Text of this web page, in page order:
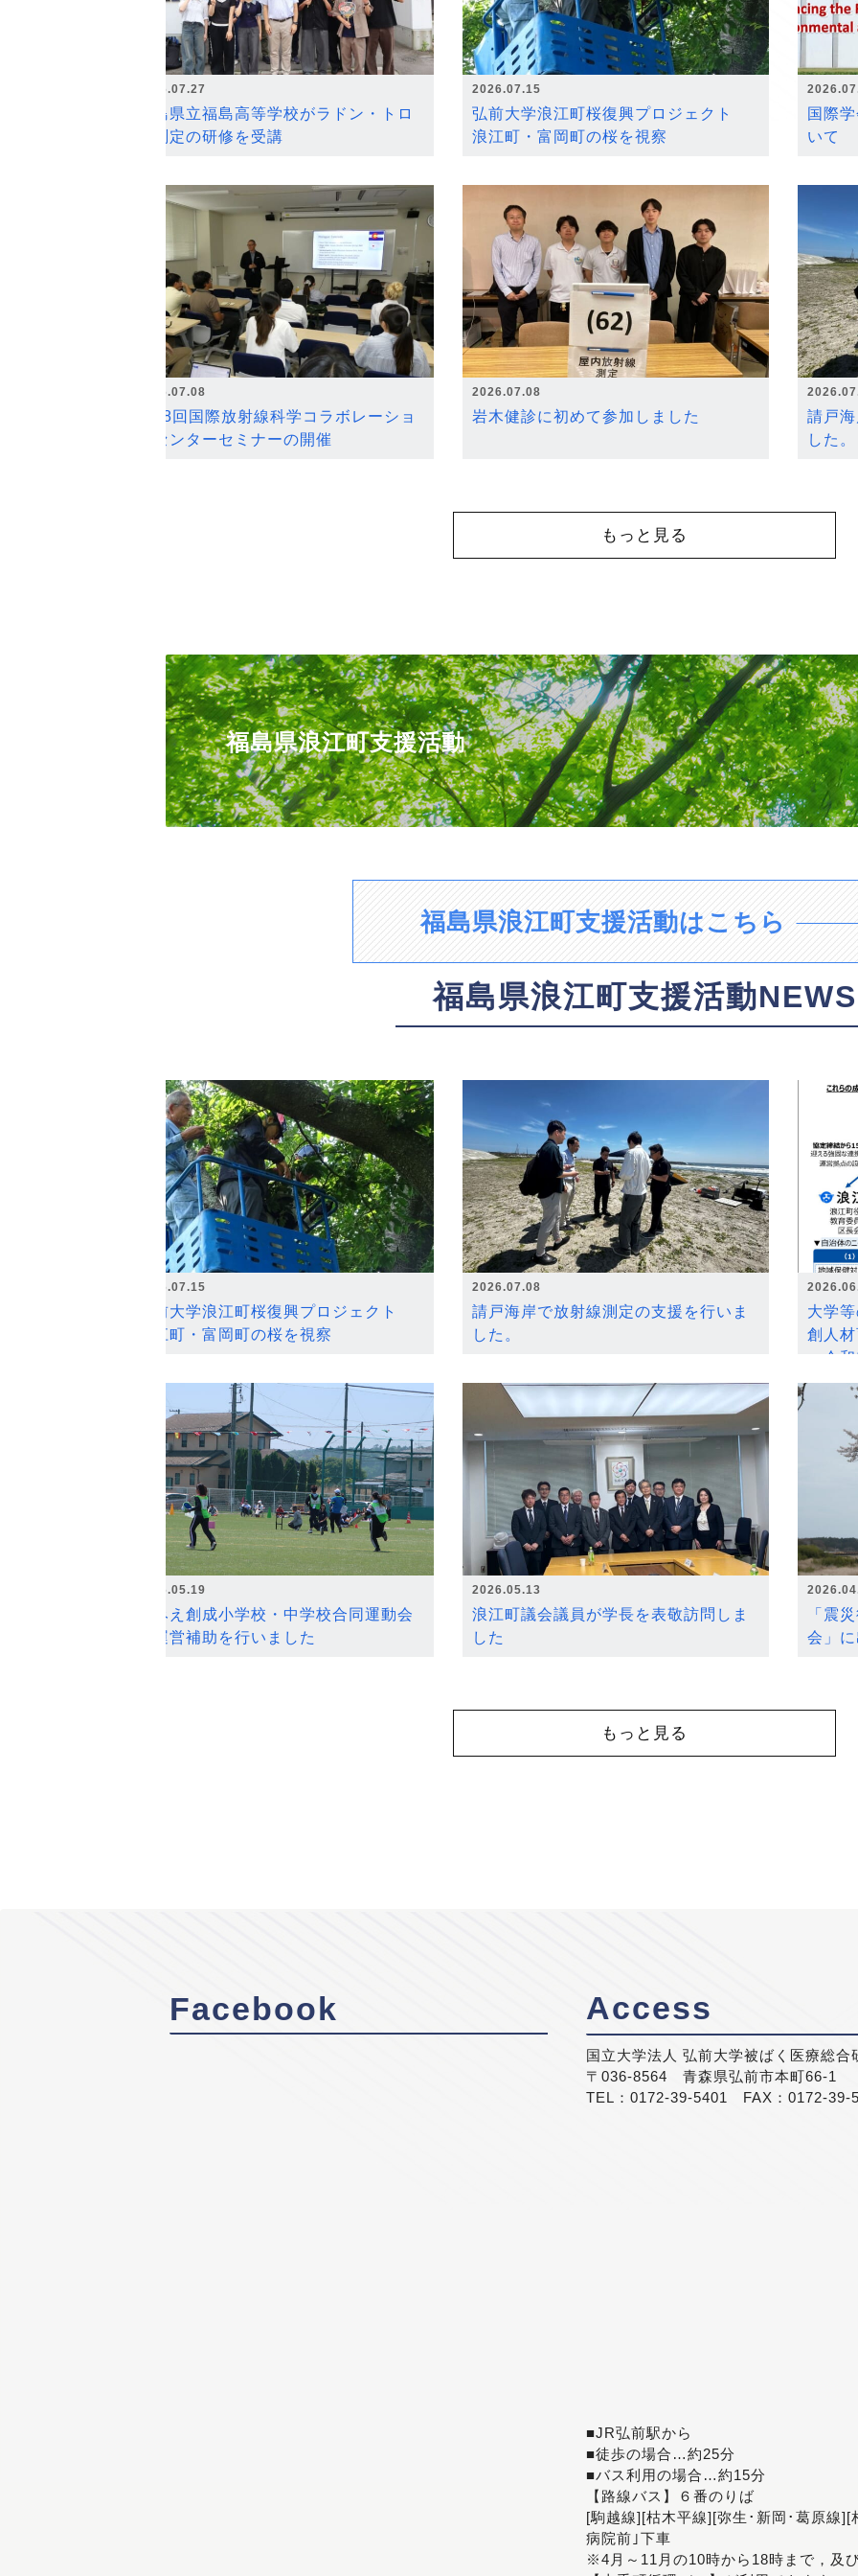
2026.07.27
福島県立福島高等学校がラドン・トロ
ン測定の研修を受講
2026.07.15
弘前大学浪江町桜復興プロジェクト
浪江町・富岡町の桜を視察
国際
いて
2026.07.08
第18回国際放射線科学コラボレーショ
ンセンターセミナーの開催
2026.07.08
岩木健診に初めて参加しました
請戸
した。
もっと見る
福島県浪江町支援活動
福島県浪江町支援活動はこちら
福島県浪江町支援活動NEWS
2026.07.15
弘前大学浪江町桜復興プロジェクト
浪江町・富岡町の桜を視察
2026.07.08
請戸海岸で放射線測定の支援を行いま
した。
大学
創人
～令
2026.05.19
なみえ創成小学校・中学校合同運動会
の運営補助を行いました
2026.05.13
浪江町議会議員が学長を表敬訪問しま
した
「震
会」
もっと見る
Facebook Access
国立大学法人 弘前大学被ばく医療総合
〒036-8564 青森県弘前市本町66-1
TEL：0172-39-5401 FAX：0172-39-
■JR弘前駅から
■徒歩の場合…約25分
■バス利用の場合…約15分
【路線バス】６番のりば
[駒越線][枯木平線][弥生･新岡･葛原線
病院前｣下車
※4月～11月の10時から18時まで，及